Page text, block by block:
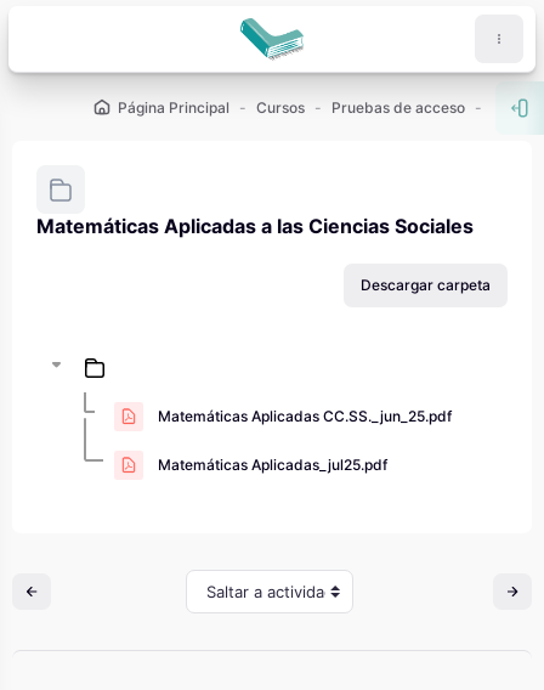
Página Principal Cursos Pruebas de acceso PAU -
Matemáticas Aplicadas a las Ciencias Sociales
Descargar carpeta
Matemáticas Aplicadas CC.SS._jun_25.pdf
Matemáticas Aplicadas_jul25.pdf
Saltar a actividad